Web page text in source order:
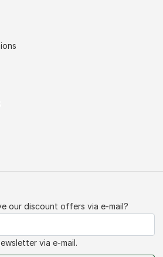
our discount offers via e-mail?
via e-mail.